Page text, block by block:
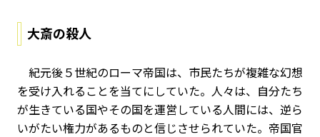
大斎の殺人
紀元後５世紀のローマ帝国は、市民たちが複雑な幻想
を受け入れることを当てにしていた。人々は、自分たち
が生きている国やその国を運営している人間には、逆ら
いがたい権力があるものと信じさせられていた。帝国官